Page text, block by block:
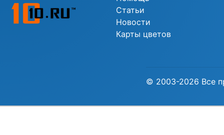
Статьи
Новости
Карты цветов
© 2003-2026 Все